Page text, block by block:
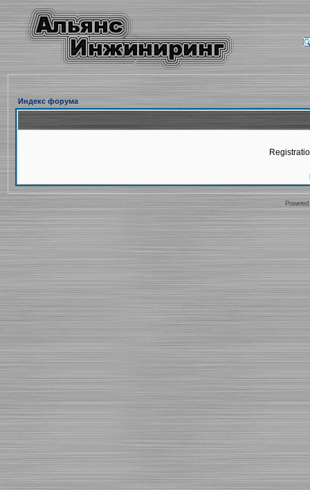
Индекс форума